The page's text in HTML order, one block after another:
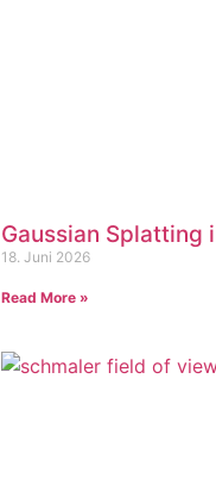
Gaussian Splatting
18. Juni 2026
Read More »